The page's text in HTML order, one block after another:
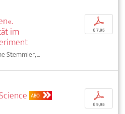
im
Stemmler, ...
p
€ 7,95
ABO p
€ 9,95